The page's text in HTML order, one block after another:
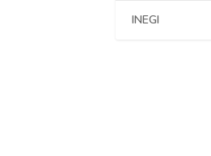
INEGI